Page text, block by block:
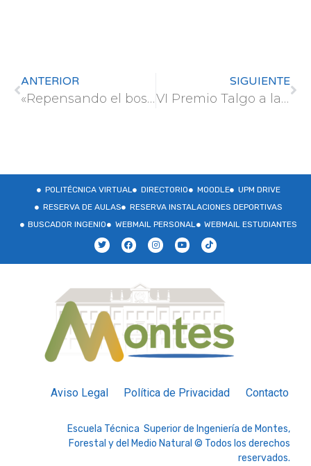
ANTERIOR
«Repensando el bosque: educación ambiental para una nueva percepción»
SIGUIENTE
VI Premio Talgo a la Excelencia Profesional de la Mujer en la Ingeniería
POLITÉCNICA VIRTUAL DIRECTORIO MOODLE
UPM DRIVE
RESERVA DE AULAS
RESERVA INSTALACIONES DEPORTIVAS
BUSCADOR INGENIO
WEBMAIL PERSONAL WEBMAIL ESTUDIANTES
Aviso Legal Política de Privacidad Contacto
Escuela Técnica Superior de Ingeniería de Montes,
Forestal y del Medio Natural © Todos los derechos
reservados.